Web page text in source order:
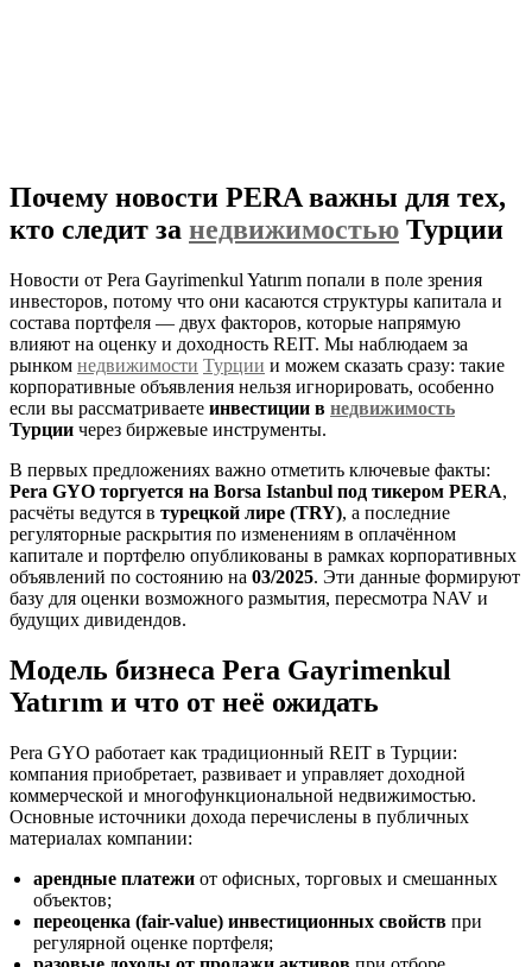
Почему новости PERA важны для тех,
кто следит за недвижимостью Турции
Новости от Pera Gayrimenkul Yatırım попали в поле зрения
инвесторов, потому что они касаются структуры капитала и
состава портфеля — двух факторов, которые напрямую
влияют на оценку и доходность REIT. Мы наблюдаем за
рынком недвижимости Турции и можем сказать сразу: такие
корпоративные объявления нельзя игнорировать, особенно
если вы рассматриваете инвестиции в недвижимость
Турции через биржевые инструменты.
В первых предложениях важно отметить ключевые факты:
Pera GYO торгуется на Borsa Istanbul под тикером PERA,
расчёты ведутся в турецкой лире (TRY), а последние
регуляторные раскрытия по изменениям в оплачённом
капитале и портфелю опубликованы в рамках корпоративных
объявлений по состоянию на 03/2025. Эти данные формируют
базу для оценки возможного размытия, пересмотра NAV и
будущих дивидендов.
Модель бизнеса Pera Gayrimenkul
Yatırım и что от неё ожидать
Pera GYO работает как традиционный REIT в Турции:
компания приобретает, развивает и управляет доходной
коммерческой и многофункциональной недвижимостью.
Основные источники дохода перечислены в публичных
материалах компании:
арендные платежи от офисных, торговых и смешанных
объектов;
переоценка (fair-value) инвестиционных свойств при
регулярной оценке портфеля;